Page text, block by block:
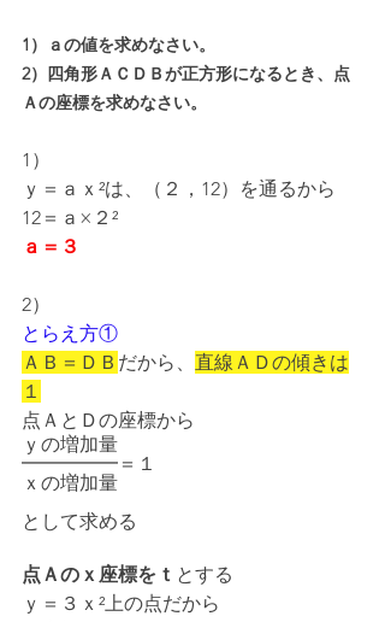
1）ａの値を求めなさい。
2）四角形ＡＣＤＢが正方形になるとき、点
Ａの座標を求めなさい。
1）
ｙ＝ａｘ²は、（２，12）を通るから
12＝ａ×２²
ａ＝３
2）
とらえ方①
ＡＢ＝ＤＢ だから、 直線ＡＤの傾きは
１
点ＡとＤの座標から
ｙの増加量
━━━━━＝１
ｘの増加量
として求める
点Ａのｘ座標をｔ とする
ｙ＝３ｘ²上の点だから